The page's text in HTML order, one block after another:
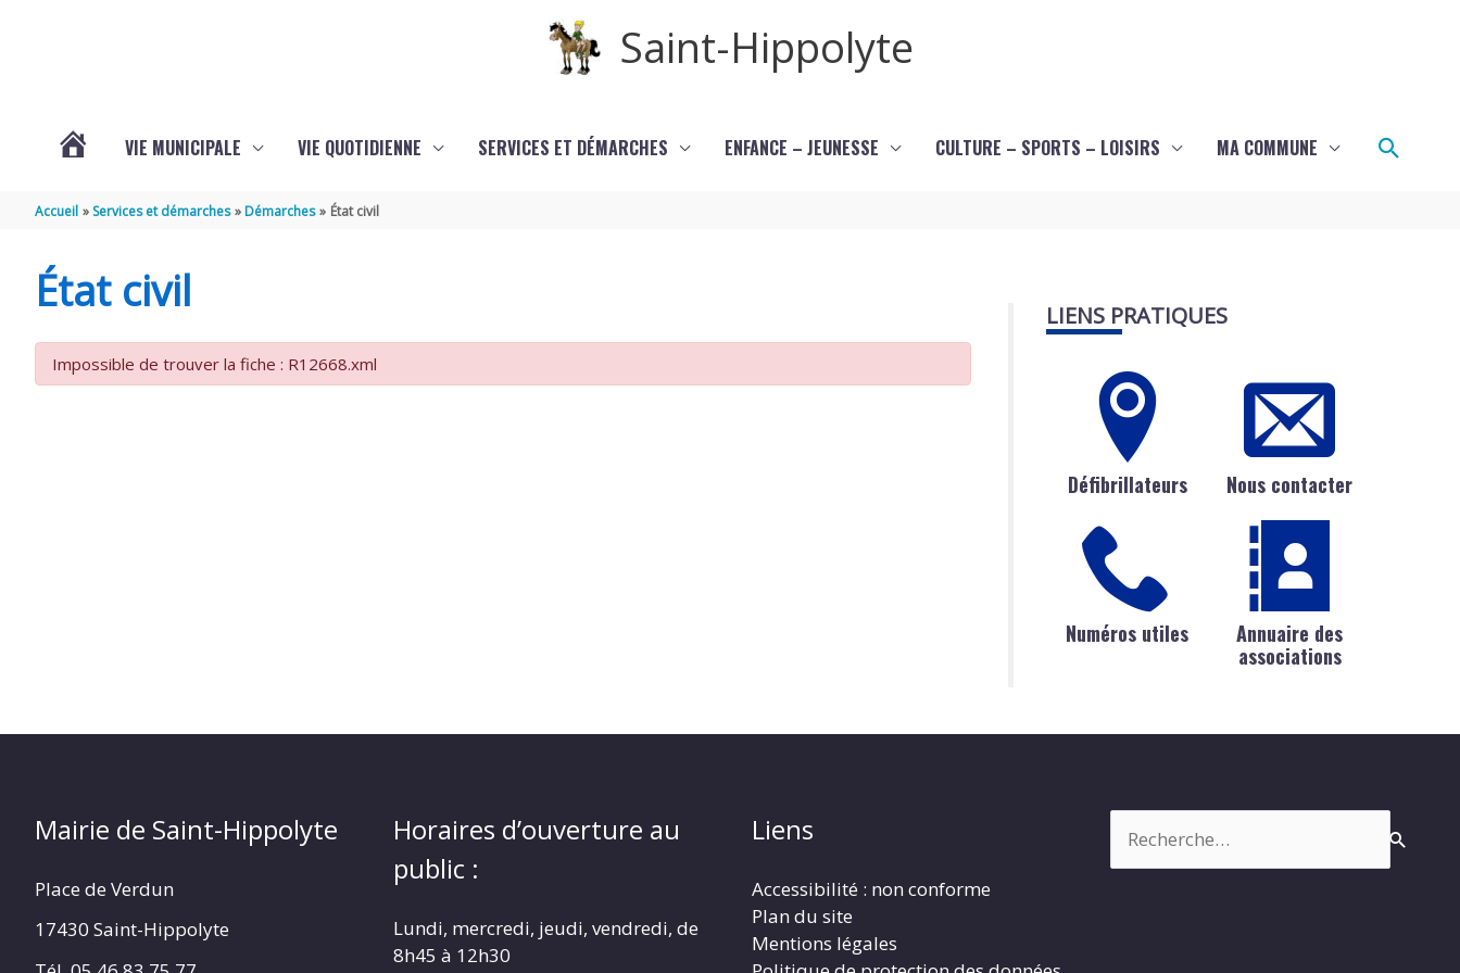
Saint-Hippolyte
SAINT-
VIE MUNICIPALE VIE QUOTIDIENNE SERVICES ET DÉMARCHES ENFANCE – JEUNESSE CULTURE – SPORTS – LOISIRS MA COMMUNE
Accueil Services et démarches Démarches État civil
État civil
Impossible de trouver la fiche : R12668.xml
LIENS PRATIQUES
Défibrillateurs Nous contacter
Numéros utiles
Annuaire des
associations
Mairie de Saint-Hippolyte
Place de Verdun
17430 Saint-Hippolyte
Horaires d’ouverture au
public :
Lundi, mercredi, jeudi, vendredi, de
8h45 à 12h30
Liens
Accessibilité : non conforme
Plan du site
Mentions légales